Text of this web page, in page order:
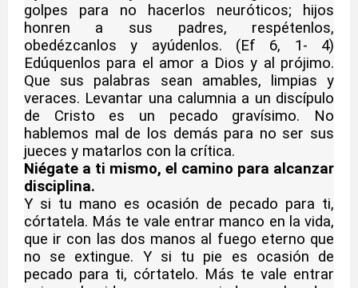
golpes para no hacerlos neuróticos; hijos
honren a sus padres, respétenlos,
obedézcanlos y ayúdenlos. (Ef 6, 1- 4)
Edúquenlos para el amor a Dios y al prójimo.
Que sus palabras sean amables, limpias y
veraces. Levantar una calumnia a un discípulo
de Cristo es un pecado gravísimo. No
hablemos mal de los demás para no ser sus
jueces y matarlos con la crítica.
Niégate a ti mismo, el camino para alcanzar
disciplina.
Y si tu mano es ocasión de pecado para ti,
córtatela. Más te vale entrar manco en la vida,
que ir con las dos manos al fuego eterno que
no se extingue. Y si tu pie es ocasión de
pecado para ti, córtatelo. Más te vale entrar